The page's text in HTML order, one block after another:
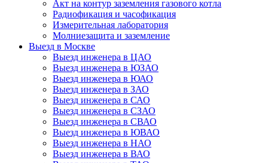
Акт на контур заземления газового котла
Радиофикация и часофикация
Измерительная лаборатория
Молниезащита и заземление
Выезд в Москве
Выезд инженера в ЦАО
Выезд инженера в ЮЗАО
Выезд инженера в ЮАО
Выезд инженера в ЗАО
Выезд инженера в САО
Выезд инженера в СЗАО
Выезд инженера в СВАО
Выезд инженера в ЮВАО
Выезд инженера в НАО
Выезд инженера в ВАО